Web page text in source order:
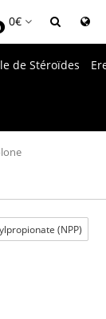
0€
de Stéroïdes
(NPP)